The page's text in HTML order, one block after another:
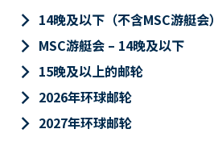
keyboard_arrow_right 14晚及以下（不含MSC游艇会）
keyboard_arrow_right MSC游艇会 – 14晚及以下
keyboard_arrow_right 15晚及以上的邮轮
keyboard_arrow_right 2026年环球邮轮
keyboard_arrow_right 2027年环球邮轮